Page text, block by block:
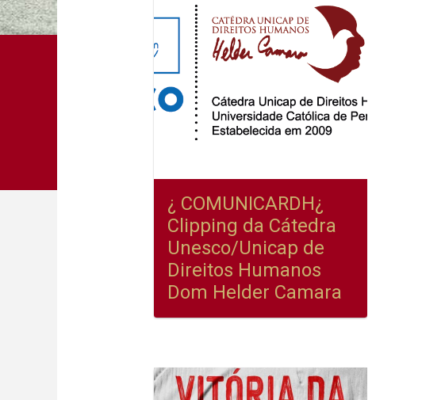
¿ COMUNICARDH¿
Clipping da Cátedra
Unesco/Unicap de
Direitos Humanos
Dom Helder Camara